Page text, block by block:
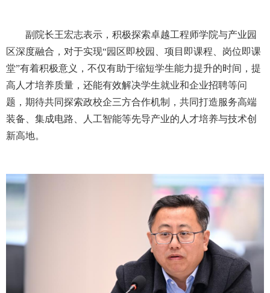
副院长王宏志表示，积极探索卓越工程师学院与产业园
区深度融合，对于实现“园区即校园、项目即课程、岗位即课
堂”有着积极意义，不仅有助于缩短学生能力提升的时间，提
高人才培养质量，还能有效解决学生就业和企业招聘等问
题，期待共同探索政校企三方合作机制，共同打造服务高端
装备、集成电路、人工智能等先导产业的人才培养与技术创
新高地。